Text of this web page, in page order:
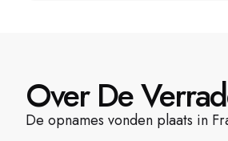
Over De
De opnames vonden plaats in